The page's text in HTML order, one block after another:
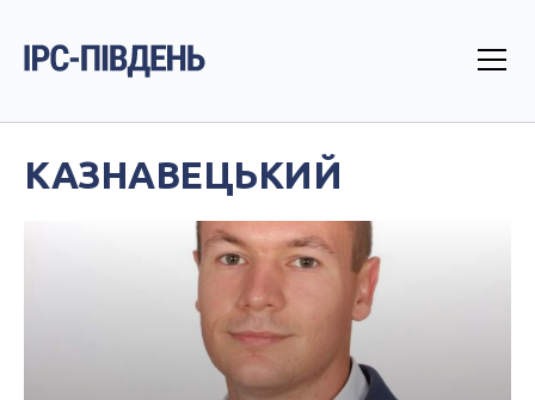
КАЗНАВЕЦЬКИЙ